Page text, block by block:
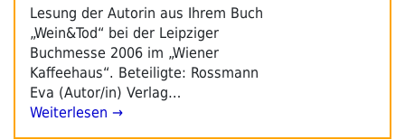
Lesung der Autorin aus Ihrem Buch
„Wein&Tod“ bei der Leipziger
Buchmesse 2006 im „Wiener
Kaffeehaus“. Beteiligte: Rossmann
Eva (Autor/in) Verlag…
Weiterlesen →